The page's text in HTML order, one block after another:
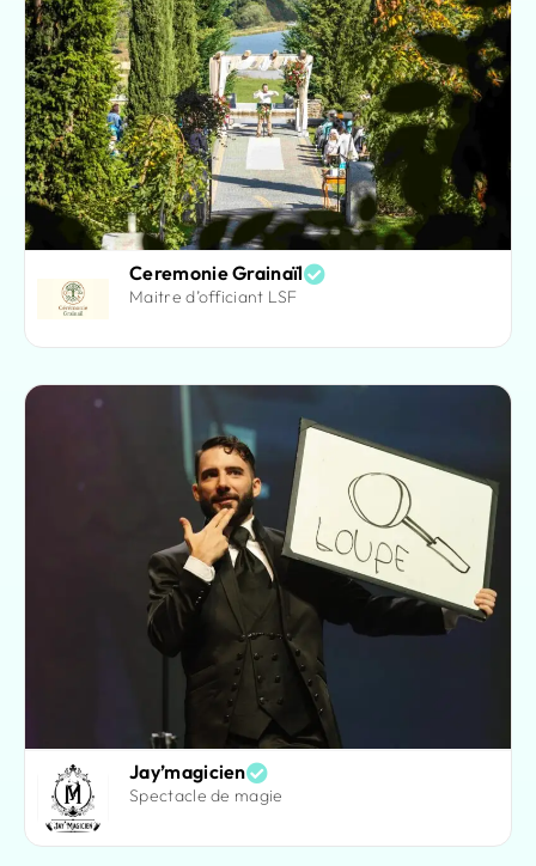
Ceremonie Grainaïl
Maitre d’officiant LSF
Jay’magicien
Spectacle de magie